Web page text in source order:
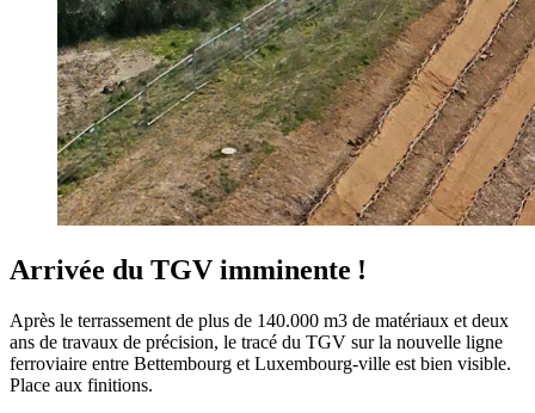
Arrivée du TGV imminente !
Après le terrassement de plus de 140.000 m3 de matériaux et deux
ans de travaux de précision, le tracé du TGV sur la nouvelle ligne
ferroviaire entre Bettembourg et Luxembourg-ville est bien visible.
Place aux finitions.